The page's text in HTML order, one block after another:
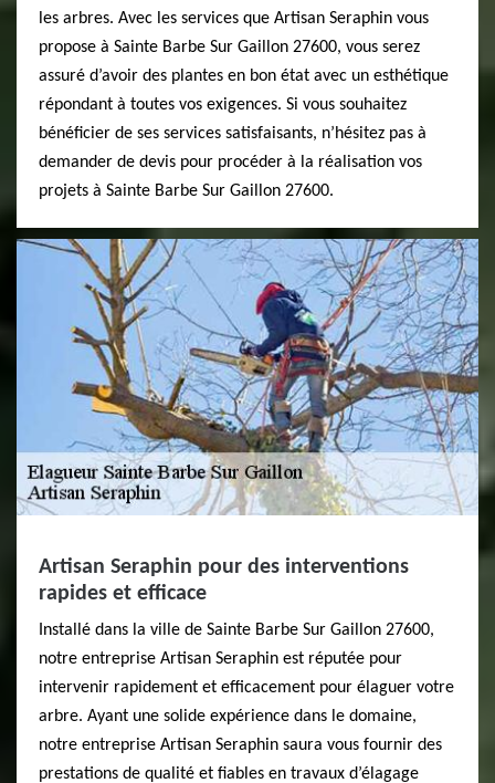
les arbres. Avec les services que Artisan Seraphin vous
propose à Sainte Barbe Sur Gaillon 27600, vous serez
assuré d’avoir des plantes en bon état avec un esthétique
répondant à toutes vos exigences. Si vous souhaitez
bénéficier de ses services satisfaisants, n’hésitez pas à
demander de devis pour procéder à la réalisation vos
projets à Sainte Barbe Sur Gaillon 27600.
Artisan Seraphin pour des interventions
rapides et efficace
Installé dans la ville de Sainte Barbe Sur Gaillon 27600,
notre entreprise Artisan Seraphin est réputée pour
intervenir rapidement et efficacement pour élaguer votre
arbre. Ayant une solide expérience dans le domaine,
notre entreprise Artisan Seraphin saura vous fournir des
prestations de qualité et fiables en travaux d’élagage